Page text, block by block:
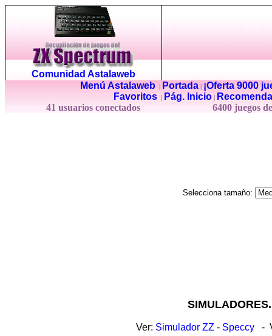
Comunidad Astalaweb
Menú Astalaweb| Portada|
¡Oferta 9000
Favoritos
Pág. Inicio
41 usuarios conectados
6400 juegos
Selecciona tamaño:
Ver: Simulador ZZ - Speccy -